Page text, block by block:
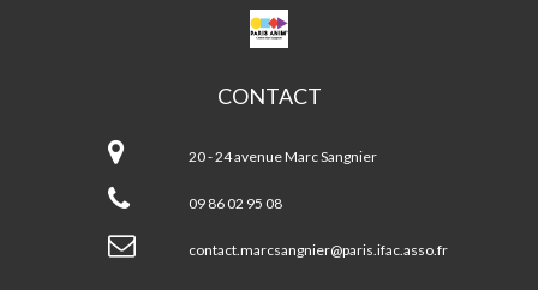
CPA
MARC
CONTACT
Marc
Sangnier
20 - 24 avenue Marc Sangnier
09 86 02 95 08
contact.marcsangnier@paris.ifac.asso.fr